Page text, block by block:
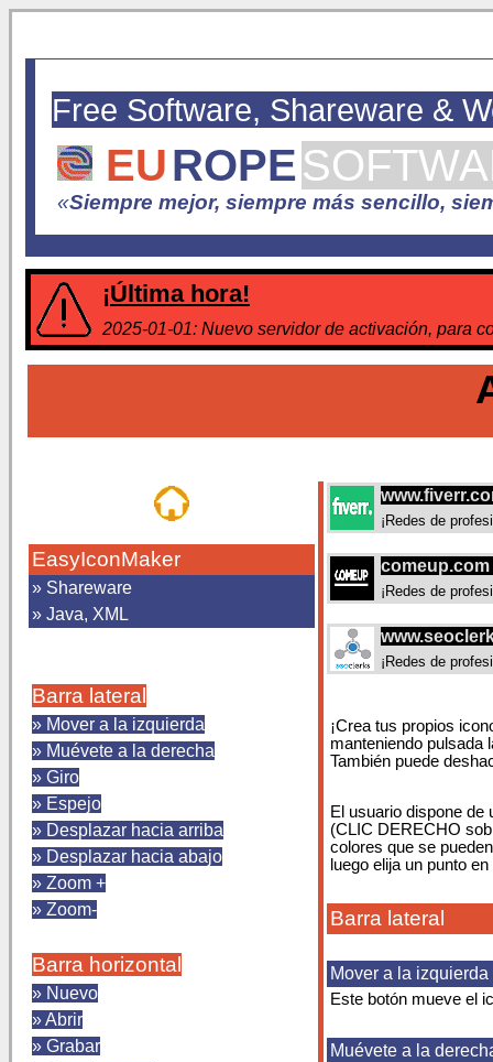
Free Software, Shareware &
EUROPE
«Siempre mejor, siempre más sencillo,
¡Última hora!
2025-01-01: Nuevo servidor de activación, para
EasyIconMaker
» Shareware
» Java, XML
Barra lateral
» Mover a la izquierda
» Muévete a la derecha
» Giro
» Espejo
» Desplazar hacia arriba
» Desplazar hacia abajo
» Zoom +
» Zoom-
Barra horizontal
» Nuevo
» Abrir
» Grabar
¡Redes de
¡Redes de
¡Redes de
¡Crea tus propios
manteniendo pulsada
También puede
El usuario dispone de
(CLIC DERECHO
colores que se
luego elija un punto
Barra lateral
Mover a la izquierda
Este botón mueve el
Muévete a la